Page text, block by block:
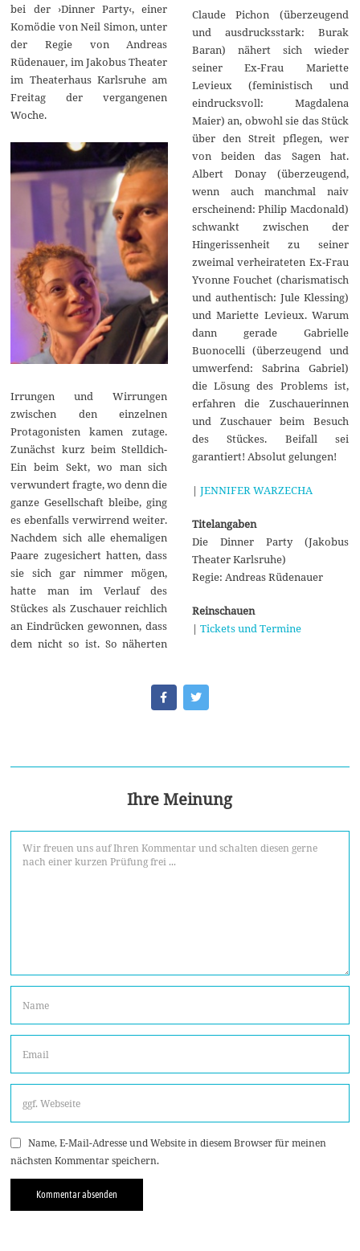
bei der ›Dinner Party‹, einer
Komödie von Neil Simon, unter
der Regie von Andreas
Rüdenauer, im Jakobus Theater
im Theaterhaus Karlsruhe am
Freitag der vergangenen
Woche.
Irrungen und Wirrungen
zwischen den einzelnen
Protagonisten kamen zutage.
Zunächst kurz beim Stelldich-
Ein beim Sekt, wo man sich
verwundert fragte, wo denn die
ganze Gesellschaft bleibe, ging
es ebenfalls verwirrend weiter.
Nachdem sich alle ehemaligen
Paare zugesichert hatten, dass
sie sich gar nimmer mögen,
hatte man im Verlauf des
Stückes als Zuschauer reichlich
an Eindrücken gewonnen, dass
dem nicht so ist. So näherten
Claude Pichon (überzeugend
und ausdrucksstark: Burak
Baran) nähert sich wieder
seiner Ex-Frau Mariette
Levieux (feministisch und
eindrucksvoll: Magdalena
Maier) an, obwohl sie das Stück
über den Streit pflegen, wer
von beiden das Sagen hat.
Albert Donay (überzeugend,
wenn auch manchmal naiv
erscheinend: Philip Macdonald)
schwankt zwischen der
Hingerissenheit zu seiner
zweimal verheirateten Ex-Frau
Yvonne Fouchet (charismatisch
und authentisch: Jule Klessing)
und Mariette Levieux. Warum
dann gerade Gabrielle
Buonocelli (überzeugend und
umwerfend: Sabrina Gabriel)
die Lösung des Problems ist,
erfahren die Zuschauerinnen
und Zuschauer beim Besuch
des Stückes. Beifall sei
garantiert! Absolut gelungen!
| JENNIFER WARZECHA
Titelangaben
Die Dinner Party (Jakobus
Theater Karlsruhe)
Regie: Andreas Rüdenauer
Reinschauen
| Tickets und Termine
Ihre Meinung
Name, E-Mail-Adresse und Website in diesem Browser für meinen
nächsten Kommentar speichern.